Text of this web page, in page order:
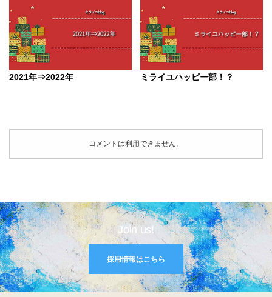
2021年⇒2022年 ミライユハッピー部！？
コメントは利用できません。
Join us!
採用情報はこちら